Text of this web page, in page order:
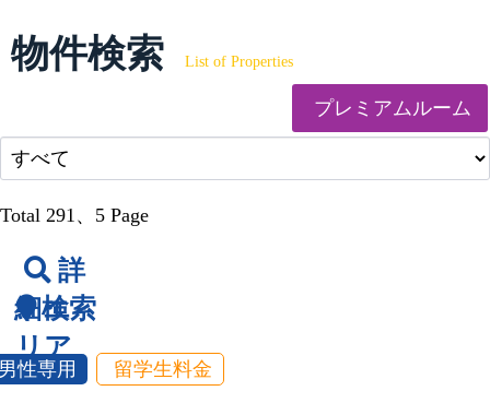
物件検索 List of Properties
プレミアムルーム
Total 291、5 Page
詳
細検索
エ
リア
性専用 留学生料金